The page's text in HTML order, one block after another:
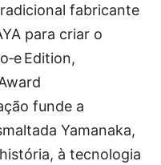
fabricante
para criar o
Edition,
funde a
Yamanaka,
à tecnologia